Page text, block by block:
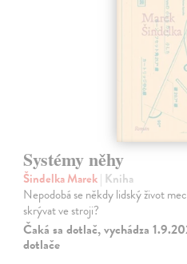
Systémy něhy
Šindelka Marek| Kniha
Nepodobá se někdy lidský život
skrývat ve stroji?
Čaká sa dotlač, vychádza
dotlače